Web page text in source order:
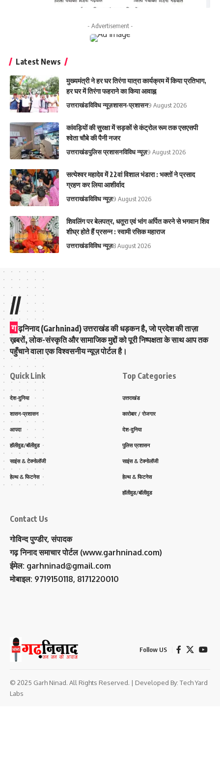
- Advertisement -
Latest News
मुख्यमंत्री ने हर घर तिरंगा यात्रा कार्यक्रम में किया प्रतिभाग,
हर घर में तिरंगा फहराने का किया आवाह्न
उत्तराखंडविविध न्यूज़शासन-प्रशासन9 August 2026
कांवड़ियों की सुरक्षा में सड़कों से कंट्रोल रूम तक एसएसपी
श्वेता चौबे की पैनी नजर
उत्तराखंडपुलिस प्रशासनविविध न्यूज़9 August 2026
सत्येश्वर महादेव में 22वां विशाल भंडारा : भक्तों ने प्रसाद
ग्रहण कर लिया आशीर्वाद
उत्तराखंडविविध न्यूज़9 August 2026
शिवलिंग पर बेलपत्र, धतूरा एवं भांग अर्पित करने से भगवान शिव
शीघ्र होते हैं प्रसन्न : स्वामी रसिक महाराज
उत्तराखंडविविध न्यूज़8 August 2026
//
ग ढ़निनाद (Garhninad) उत्तराखंड की धड़कन है, जो प्रदेश की ताज़ा
ख़बरों, लोक-संस्कृति और सामाजिक मुद्दों को पूरी निष्पक्षता के साथ आप तक
पहुँचाने वाला एक विश्वसनीय न्यूज़ पोर्टल है।
Quick Link
देश-दुनिया
शासन-प्रशासन
आपदा
हॉलीवुड/बॉलीवुड
साइंस & टेक्नोलॉजी
हेल्थ & फिटनेस
Top Categories
उत्तराखंड
कारोबार / रोजगार
देश-दुनिया
पुलिस प्रशासन
साइंस & टेक्नोलॉजी
हेल्थ & फिटनेस
हॉलीवुड/बॉलीवुड
Contact Us
गोविन्द पुण्डीर, संपादक
गढ़ निनाद समाचार पोर्टल (www.garhninad.com)
ईमेल: garhninad@gmail.com
मोबाइल: 9719150118, 8171220010
Follow US
© 2025 Garh Ninad. All Rights Reserved. | Developed By: Tech Yard
Labs